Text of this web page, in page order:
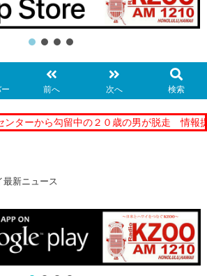
前へ 次へ 検索
ターから勾留中の２０歳の男が脱走 情報提
最新ニュース